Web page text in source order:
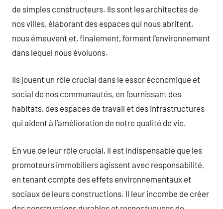
de simples constructeurs. Ils sont les architectes de
nos villes, élaborant des espaces qui nous abritent,
nous émeuvent et, finalement, forment l’environnement
dans lequel nous évoluons.
Ils jouent un rôle crucial dans le essor économique et
social de nos communautés, en fournissant des
habitats, des espaces de travail et des infrastructures
qui aident à l’amélioration de notre qualité de vie.
En vue de leur rôle crucial, il est indispensable que les
promoteurs immobiliers agissent avec responsabilité,
en tenant compte des effets environnementaux et
sociaux de leurs constructions. Il leur incombe de créer